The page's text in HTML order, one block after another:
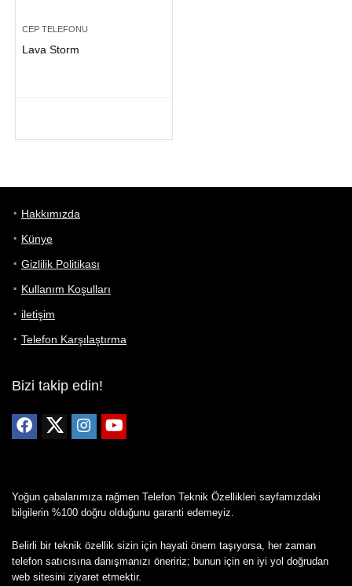
CEP TELEFONU
Lava Storm
Hakkımızda
Künye
Gizlilik Politikası
Kullanım Koşulları
iletişim
Telefon Karşılaştırma
Bizi takip edin!
Yoğun çabalarımıza rağmen Telefon Teknik Özellikleri sayfamızdaki
bilgilerin %100 doğru olduğunu garanti edemeyiz.
Belirli bir teknik özellik sizin için hayati önem taşıyorsa, her zaman
telefon satıcısına danışmanızı öneririz; bunun için en iyi yol doğrudan
web sitesini ziyaret etmektir.